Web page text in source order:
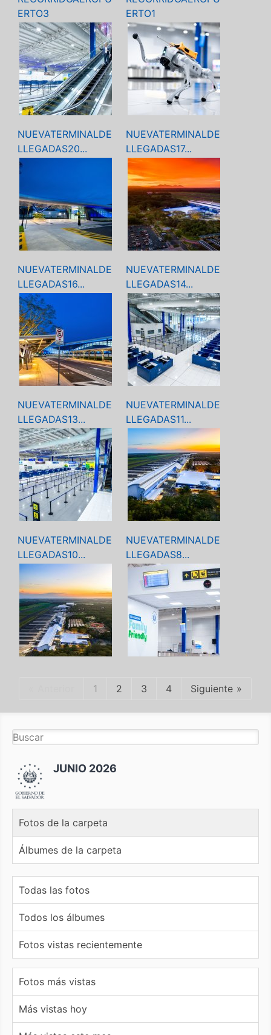
ERTO3
ERTO1
NUEVATERMINALDE
LLEGADAS20...
NUEVATERMINALDE
LLEGADAS17...
NUEVATERMINALDE
LLEGADAS16...
NUEVATERMINALDE
LLEGADAS14...
NUEVATERMINALDE
LLEGADAS13...
NUEVATERMINALDE
LLEGADAS11...
NUEVATERMINALDE
LLEGADAS10...
NUEVATERMINALDE
LLEGADAS8...
1 2 3 4 Siguiente
JUNIO 2026
Fotos de la carpeta
Álbumes de la carpeta
Todas las fotos
Todos los álbumes
Fotos vistas recientemente
Fotos más vistas
Más vistas hoy